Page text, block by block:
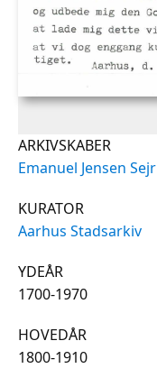
ARKIVSKABER
Emanuel Jensen Sejr
KURATOR
Aarhus Stadsarkiv
YDEÅR
1700-1970
HOVEDÅR
1800-1910